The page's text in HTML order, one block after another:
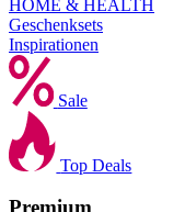
HOME & HEALTH
Geschenksets
Inspirationen
Sale
Top Deals